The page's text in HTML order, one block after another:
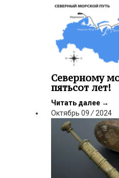
Северному
пятьсот лет!
Читать далее →
Октябрь 09 / 2024